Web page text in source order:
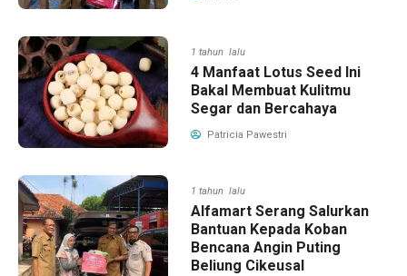
1 tahun lalu
4 Manfaat Lotus Seed Ini
Bakal Membuat Kulitmu
Segar dan Bercahaya
Patricia Pawestri
1 tahun lalu
Alfamart Serang Salurkan
Bantuan Kepada Koban
Bencana Angin Puting
Beliung Cikeusal